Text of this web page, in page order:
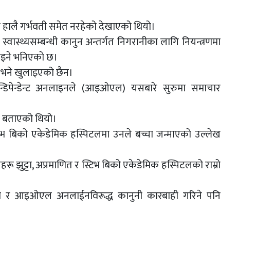
हालै गर्भवती समेत नरहेको देखाएको थियो।
कानुन अन्तर्गत निगरानीका लागि नियन्त्रणमा
भनिएको छ।
भने खुलाइएको छैन।
अनलाइनले (आइओएल) यसबारे सुरुमा समाचार
थियो।
एकेडेमिक हस्पिटलमा उनले बच्चा जन्माएको उल्लेख
झुट्टा, अप्रमाणित र स्टिभ बिको एकेडेमिक हस्पिटलको राम्रो
र आइओएल अनलाईनविरूद्ध कानुनी कारबाही गरिने पनि